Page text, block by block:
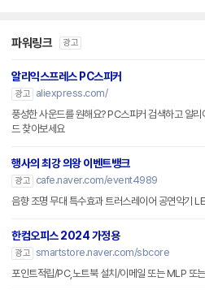
파워링크 광고
알리익스프레스 PC스피커
광고
aliexpress.com/
풍성한 사운드를 원해요? PC스피커 검색하고 알리
드 찾아보세요
행사의 최강 의왕 이벤트뱅크
광고
cafe.naver.com/event4989
음향 조명 무대 특수효과 트러스레이어 공연악기
한컴오피스 2024 가정용
광고 smartstore.naver.com/sbcore
포인트적립/PC,노트북 설치/이메일 또는 MLP 또